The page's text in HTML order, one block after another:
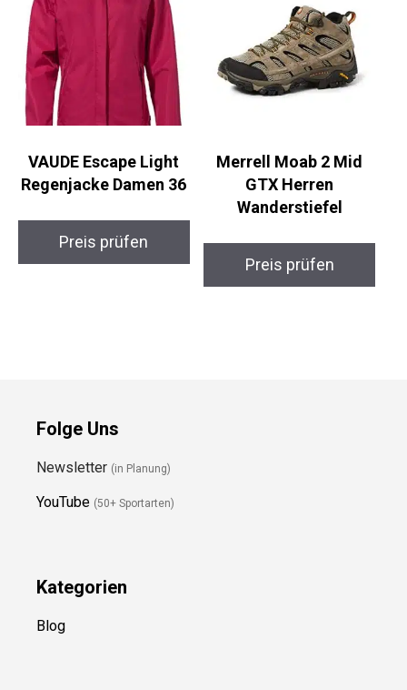
VAUDE Escape Light
Regenjacke Damen 36
Preis prüfen
Merrell Moab 2 Mid
GTX Herren
Wanderstiefel
Preis prüfen
Folge Uns
Newsletter (in Planung)
YouTube (50+ Sportarten)
Kategorien
Blog